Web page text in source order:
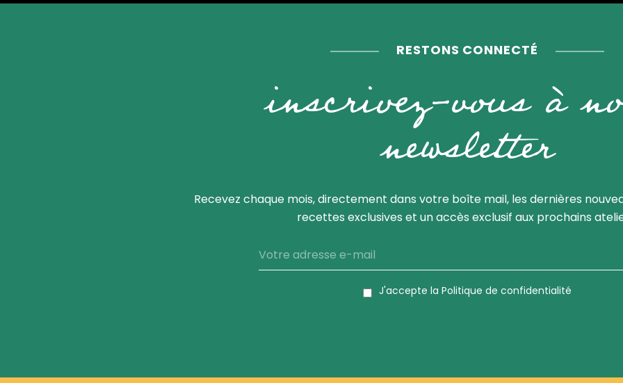
RESTONS CONNECTÉ
inscrivez-vous à
newsletter
Recevez chaque mois, directement dans votre boîte mail, les dernières
recettes exclusives et un accès exclusif aux prochains
J'accepte la Politique de confidentialité